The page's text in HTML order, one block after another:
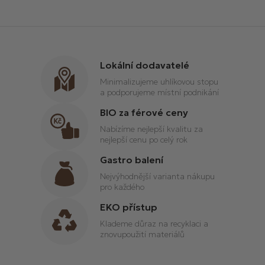
c
í
p
r
v
k
y
v
ý
p
s
u
Lokální dodavatelé
Minimalizujeme uhlíkovou stopu
a podporujeme místní podnikání
BIO za férové ceny
Nabízíme nejlepší kvalitu za
nejlepší cenu po celý rok
Gastro balení
Nejvýhodnější varianta nákupu
pro každého
EKO přístup
Klademe důraz na recyklaci a
znovupoužití materiálů